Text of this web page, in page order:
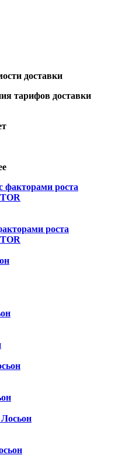
доставки
тарифов доставки
роста